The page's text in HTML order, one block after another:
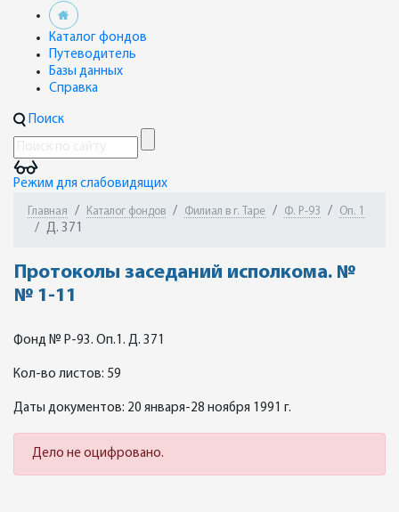
Каталог фондов
Путеводитель
Базы данных
Справка
Поиск
Режим для слабовидящих
Главная Каталог фондов Филиал в г. Таре Ф. Р-93 Оп. 1
Д. 371
Протоколы заседаний исполкома. №
№ 1-11
Фонд № Р-93. Оп.1. Д. 371
Кол-во листов: 59
Даты документов: 20 января-28 ноября 1991 г.
Дело не оцифровано.